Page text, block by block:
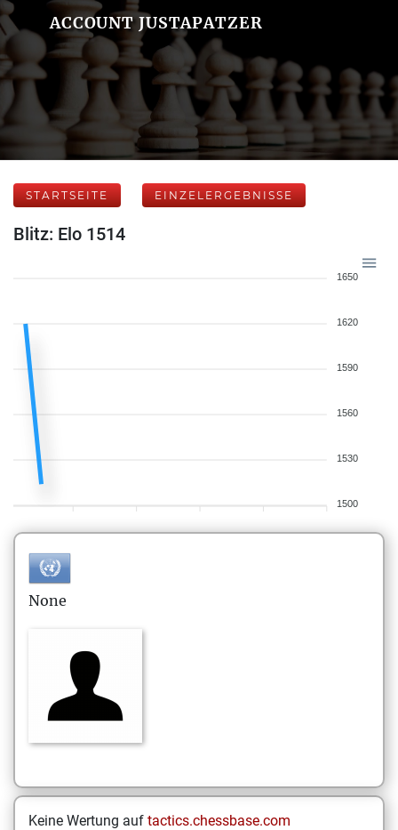
ACCOUNT JUSTAPATZER
STARTSEITE EINZELERGEBNISSE
Blitz: Elo 1514
1650
1620
1590
1560
1530
1500
None
Keine Wertung auf tactics.chessbase.com